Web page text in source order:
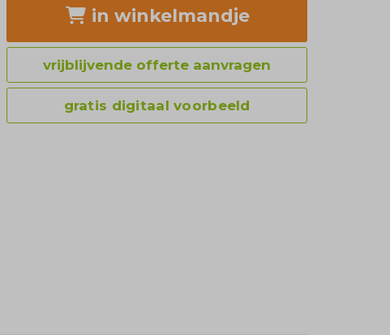
in winkelmandje
vrijblijvende offerte aanvragen
gratis digitaal voorbeeld